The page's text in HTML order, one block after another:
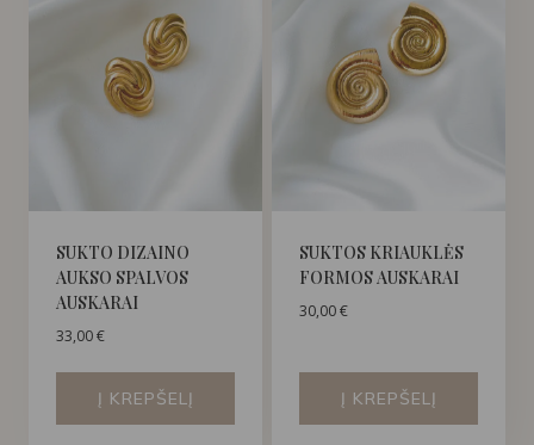
SUKTO DIZAINO
AUKSO SPALVOS
AUSKARAI
33,00€
Į KREPŠELĮ
SUKTOS KRIAUKLĖS
FORMOS AUSKARAI
30,00€
Į KREPŠELĮ